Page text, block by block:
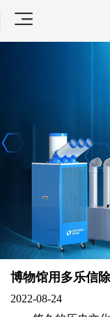
博物馆用多乐信
2022-08-24